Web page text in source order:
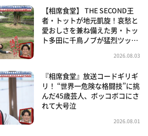
【相席食堂】 THE SECOND王
者・トットが地元凱旋！哀愁と
愛おしさを兼ね備えた男・トッ
ト多田に千鳥ノブが猛烈ツッ…
2026.08.03
『相席食堂』放送コードギリギ
リ！ “世界一危険な格闘技”に挑
んだ45歳芸人、ボッコボコにさ
れて大号泣
2026.08.01